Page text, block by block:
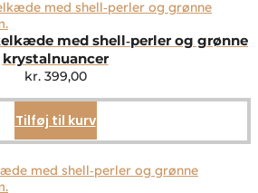
med shell‑perler og grønne
krystalnuancer
kr.399,00
Tilføj til kurv